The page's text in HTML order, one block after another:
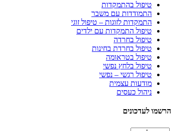
טיפול בהתמקדות
התמודדות עם משבר
התמקדות לזוגות – טיפול זוגי
טיפול התמקדות עם ילדים
טיפול בחרדה
טיפול בחרדת בחינות
טיפול בטראומה
טיפול בלחץ נפשי
טיפול רגשי – נפשי
מודעות עצמית
ניהול כעסים
הרשמו לעדכונים